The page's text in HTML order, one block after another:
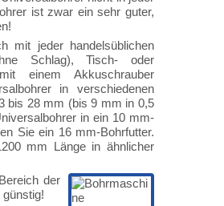
ist zwar ein sehr guter,
mit jeder handelsüblichen
Schlag), Tisch- oder
einem Akkuschrauber
in verschiedenen
bis 28 mm (bis 9 mm in 0,5
in ein 10 mm-
Sie ein 16 mm-Bohrfutter.
mm Länge in ähnlicher
der